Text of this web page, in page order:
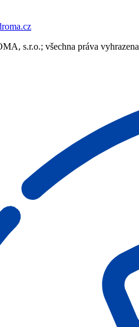
s.r.o.; všechna práva vyhrazena